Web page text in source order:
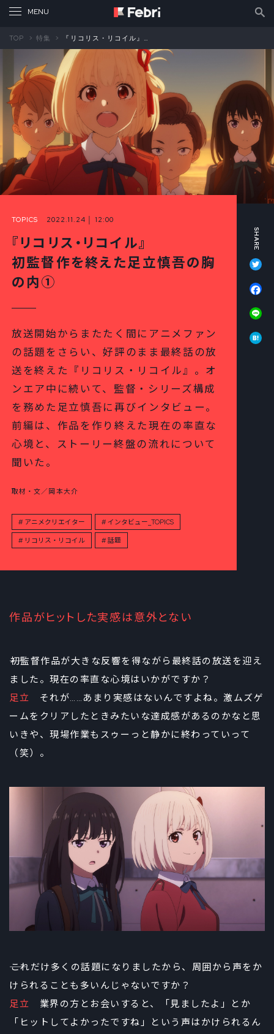
TOP 特集 『リコリス・リコイル』初監督作を終えた足立慎吾の胸の内①
TOPICS 2022.11.24 │ 12:00
『リコリス・リコイル』
初監督作を終えた足立慎吾の胸
の内①
放送開始からまたたく間にアニメファン
の話題をさらい、好評のまま最終話の放
送を終えた『リコリス・リコイル』。オ
ンエア中に続いて、監督・シリーズ構成
を務めた足立慎吾に再びインタビュー。
前編は、作品を作り終えた現在の率直な
心境と、ストーリー終盤の流れについて
聞いた。
取材・文／岡本大介
アニメクリエイター インタビュー_TOPICS
リコリス・リコイル 話題
作品がヒットした実感は意外とない
――初監督作品が大きな反響を得ながら最終話の放送を迎え
ました。現在の率直な心境はいかがですか？
足立 それが……あまり実感はないんですよね。激ムズゲ
ームをクリアしたときみたいな達成感があるのかなと思
いきや、現場作業もスゥーっと静かに終わっていって
（笑）。
――これだけ多くの話題になりましたから、周囲から声をか
けられることも多いんじゃないですか？
足立 業界の方とお会いすると、「見ましたよ」とか
「ヒットしてよかったですね」という声はかけられるん